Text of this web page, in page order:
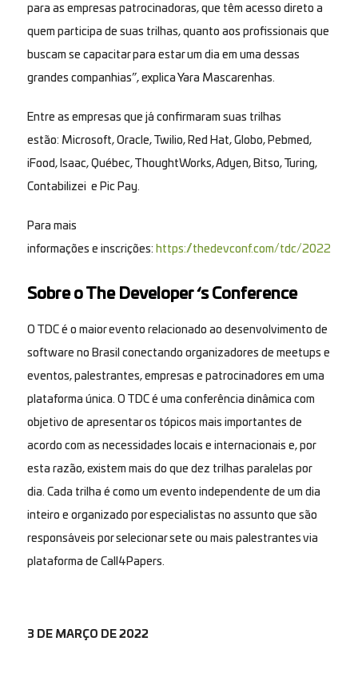
para as empresas patrocinadoras, que têm acesso direto a
quem participa de suas trilhas, quanto aos profissionais que
buscam se capacitar para estar um dia em uma dessas
grandes companhias”, explica Yara Mascarenhas.
Entre as empresas que já confirmaram suas trilhas
estão: Microsoft, Oracle, Twilio, Red Hat, Globo, Pebmed,
iFood, Isaac, Québec, ThoughtWorks, Adyen, Bitso, Turing,
Contabilizei e Pic Pay.
Para mais
informações e inscrições: https://thedevconf.com/tdc/2022/
Sobre o The Developer ‘s Conference
O TDC é o maior evento relacionado ao desenvolvimento de
software no Brasil conectando organizadores de meetups e
eventos, palestrantes, empresas e patrocinadores em uma
plataforma única. O TDC é uma conferência dinâmica com
objetivo de apresentar os tópicos mais importantes de
acordo com as necessidades locais e internacionais e, por
esta razão, existem mais do que dez trilhas paralelas por
dia. Cada trilha é como um evento independente de um dia
inteiro e organizado por especialistas no assunto que são
responsáveis por selecionar sete ou mais palestrantes via
plataforma de Call4Papers.
3 DE MARÇO DE 2022